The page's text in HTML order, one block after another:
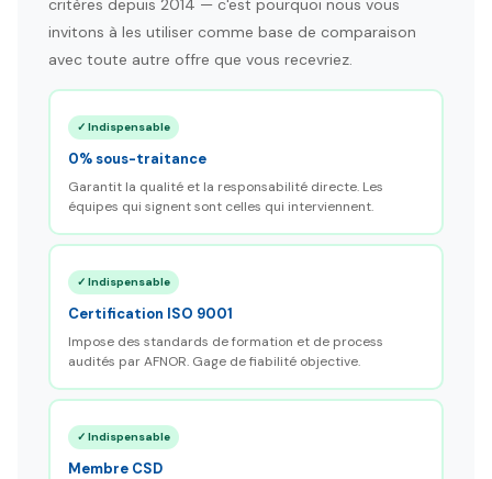
critères depuis 2014 — c'est pourquoi nous vous
invitons à les utiliser comme base de comparaison
avec toute autre offre que vous recevriez.
✓ Indispensable
0% sous-traitance
Garantit la qualité et la responsabilité directe. Les
équipes qui signent sont celles qui interviennent.
✓ Indispensable
Certification ISO 9001
Impose des standards de formation et de process
audités par AFNOR. Gage de fiabilité objective.
✓ Indispensable
Membre CSD